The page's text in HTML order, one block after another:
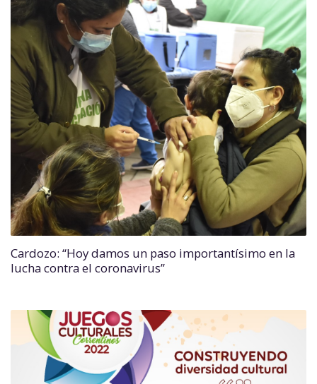
Cardozo: “Hoy damos un paso importantísimo en la
lucha contra el coronavirus”